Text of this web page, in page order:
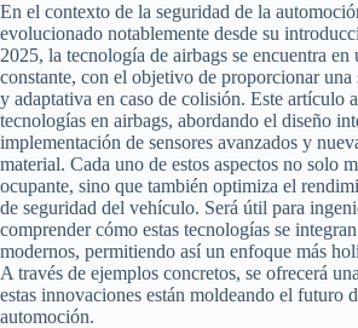
En el contexto de la seguridad de la
evolucionado notablemente desde su
2025, la tecnología de airbags se encuentra
constante, con el objetivo de proporcionar una
y adaptativa en caso de colisión. Este artículo
tecnologías en airbags, abordando el diseño
implementación de sensores avanzados y
material. Cada uno de estos aspectos no solo
ocupante, sino que también optimiza el
de seguridad del vehículo. Será útil para
comprender cómo estas tecnologías se
modernos, permitiendo así un enfoque más
A través de ejemplos concretos, se ofrecerá
estas innovaciones están moldeando el futuro
automoción.